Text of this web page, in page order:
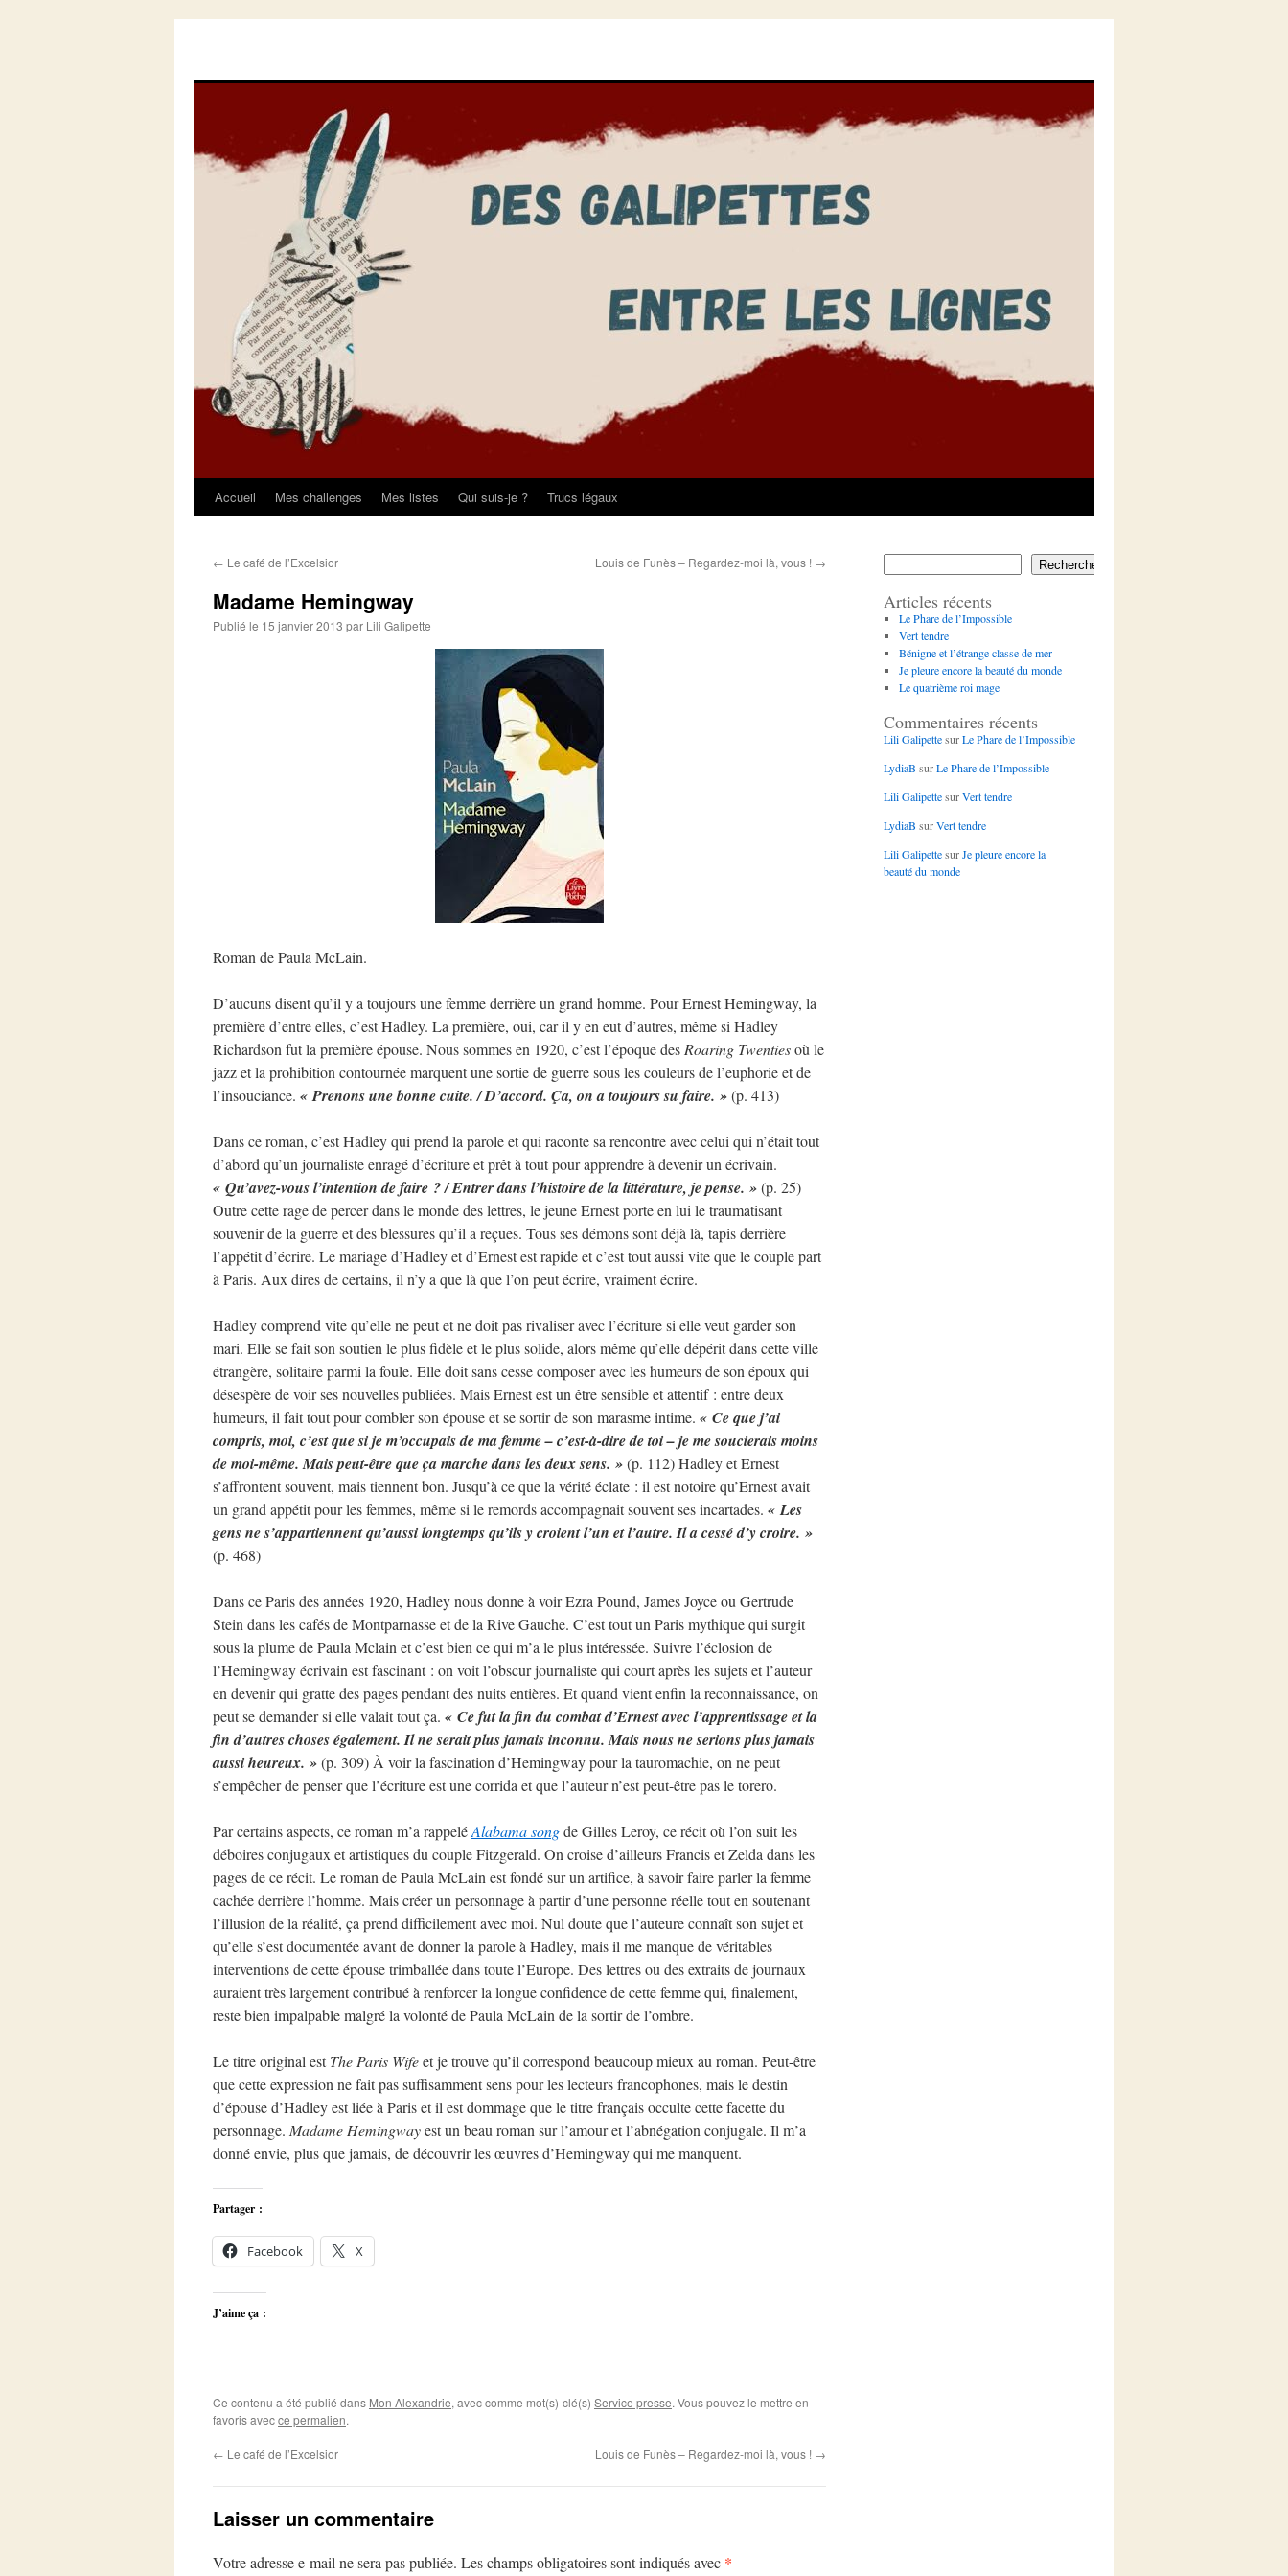
Aller
contenu
Accueil Mes challenges Mes listes Qui suis-je ? Trucs légaux
← Le café de l’Excelsior Louis de Funès – Regardez-moi là, vous ! →
Madame Hemingway
Publié le 15 janvier 2013 par Lili Galipette
Roman de Paula McLain.
D’aucuns disent qu’il y a toujours une femme derrière un grand homme. Pour Ernest Hemingway, la
première d’entre elles, c’est Hadley. La première, oui, car il y en eut d’autres, même si Hadley
Richardson fut la première épouse. Nous sommes en 1920, c’est l’époque des Roaring Twentiesoù le
jazz et la prohibition contournée marquent une sortie de guerre sous les couleurs de l’euphorie et de
l’insouciance. « Prenons une bonne cuite. / D’accord. Ça, on a toujours su faire. »(p. 413)
Dans ce roman, c’est Hadley qui prend la parole et qui raconte sa rencontre avec celui qui n’était tout
d’abord qu’un journaliste enragé d’écriture et prêt à tout pour apprendre à devenir un écrivain.
« Qu’avez-vous l’intention de faire ? / Entrer dans l’histoire de la littérature, je pense. »(p. 25)
Outre cette rage de percer dans le monde des lettres, le jeune Ernest porte en lui le traumatisant
souvenir de la guerre et des blessures qu’il a reçues. Tous ses démons sont déjà là, tapis derrière
l’appétit d’écrire. Le mariage d’Hadley et d’Ernest est rapide et c’est tout aussi vite que le couple part
à Paris. Aux dires de certains, il n’y a que là que l’on peut écrire, vraiment écrire.
Hadley comprend vite qu’elle ne peut et ne doit pas rivaliser avec l’écriture si elle veut garder son
mari. Elle se fait son soutien le plus fidèle et le plus solide, alors même qu’elle dépérit dans cette ville
étrangère, solitaire parmi la foule. Elle doit sans cesse composer avec les humeurs de son époux qui
désespère de voir ses nouvelles publiées. Mais Ernest est un être sensible et attentif : entre deux
humeurs, il fait tout pour combler son épouse et se sortir de son marasme intime. « Ce que j’ai
compris, moi, c’est que si je m’occupais de ma femme – c’est-à-dire de toi – je me soucierais moins
de moi-même. Mais peut-être que ça marche dans les deux sens. »(p. 112) Hadley et Ernest
s’affrontent souvent, mais tiennent bon. Jusqu’à ce que la vérité éclate : il est notoire qu’Ernest avait
un grand appétit pour les femmes, même si le remords accompagnait souvent ses incartades. « Les
gens ne s’appartiennent qu’aussi longtemps qu’ils y croient l’un et l’autre. Il a cessé d’y croire. »
(p. 468)
Dans ce Paris des années 1920, Hadley nous donne à voir Ezra Pound, James Joyce ou Gertrude
Stein dans les cafés de Montparnasse et de la Rive Gauche. C’est tout un Paris mythique qui surgit
sous la plume de Paula Mclain et c’est bien ce qui m’a le plus intéressée. Suivre l’éclosion de
l’Hemingway écrivain est fascinant : on voit l’obscur journaliste qui court après les sujets et l’auteur
en devenir qui gratte des pages pendant des nuits entières. Et quand vient enfin la reconnaissance, on
peut se demander si elle valait tout ça. « Ce fut la fin du combat d’Ernest avec l’apprentissage et la
fin d’autres choses également. Il ne serait plus jamais inconnu. Mais nous ne serions plus jamais
aussi heureux. »(p. 309) À voir la fascination d’Hemingway pour la tauromachie, on ne peut
s’empêcher de penser que l’écriture est une corrida et que l’auteur n’est peut-être pas le torero.
Par certains aspects, ce roman m’a rappeléAlabama songde Gilles Leroy, ce récit où l’on suit les
déboires conjugaux et artistiques du couple Fitzgerald. On croise d’ailleurs Francis et Zelda dans les
pages de ce récit. Le roman de Paula McLain est fondé sur un artifice, à savoir faire parler la femme
cachée derrière l’homme. Mais créer un personnage à partir d’une personne réelle tout en soutenant
l’illusion de la réalité, ça prend difficilement avec moi. Nul doute que l’auteure connaît son sujet et
qu’elle s’est documentée avant de donner la parole à Hadley, mais il me manque de véritables
interventions de cette épouse trimballée dans toute l’Europe. Des lettres ou des extraits de journaux
auraient très largement contribué à renforcer la longue confidence de cette femme qui, finalement,
reste bien impalpable malgré la volonté de Paula McLain de la sortir de l’ombre.
Le titre original estThe Paris Wifeet je trouve qu’il correspond beaucoup mieux au roman. Peut-être
que cette expression ne fait pas suffisamment sens pour les lecteurs francophones, mais le destin
d’épouse d’Hadley est liée à Paris et il est dommage que le titre français occulte cette facette du
personnage. Madame Hemingwayest un beau roman sur l’amour et l’abnégation conjugale. Il m’a
donné envie, plus que jamais, de découvrir les œuvres d’Hemingway qui me manquent.
Partager :
Facebook X
J’aime ça :
Ce contenu a été publié dans Mon Alexandrie, avec comme mot(s)-clé(s) Service presse. Vous pouvez le mettre en
favoris avecce permalien.
← Le café de l’Excelsior Louis de Funès – Regardez-moi là, vous ! →
Laisser un commentaire
Votre adresse e-mail ne sera pas publiée. Les champs obligatoires sont indiqués avec *
Rechercher
Articles récents
Le Phare de l’Impossible
Vert tendre
Bénigne et l’étrange classe de mer
Je pleure encore la beauté du monde
Le quatrième roi mage
Commentaires récents
Lili GalipettesurLe Phare de l’Impossible
LydiaB surLe Phare de l’Impossible
Lili GalipettesurVert tendre
LydiaB surVert tendre
Lili GalipettesurJe pleure encore la
beauté du monde